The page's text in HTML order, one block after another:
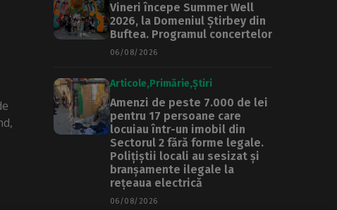
Vineri începe Summer Well
2026, la Domeniul Știrbey din
Buftea. Programul concertelor
06/08/2026
Articole Primărie Știri
Amenzi de peste 7.000 de lei
pentru 17 persoane care
locuiau într-un imobil din
Sectorul 2 fără forme legale.
Polițiștii locali au sesizat și
branșamente ilegale la
rețeaua electrică
06/08/2026